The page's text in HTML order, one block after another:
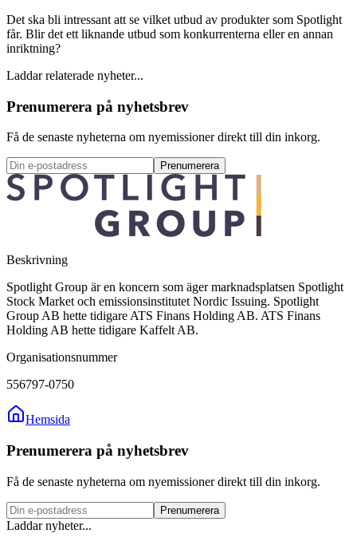
Det ska bli intressant att se vilket utbud av produkter som Spotlight
får. Blir det ett liknande utbud som konkurrenterna eller en annan
inriktning?
Laddar relaterade nyheter...
Prenumerera på nyhetsbrev
Få de senaste nyheterna om nyemissioner direkt till din inkorg.
Prenumerera
Beskrivning
Spotlight Group är en koncern som äger marknadsplatsen Spotlight
Stock Market och emissionsinstitutet Nordic Issuing. Spotlight
Group AB hette tidigare ATS Finans Holding AB. ATS Finans
Holding AB hette tidigare Kaffelt AB.
Organisationsnummer
556797-0750
Hemsida
Prenumerera på nyhetsbrev
Få de senaste nyheterna om nyemissioner direkt till din inkorg.
Prenumerera
Laddar nyheter...